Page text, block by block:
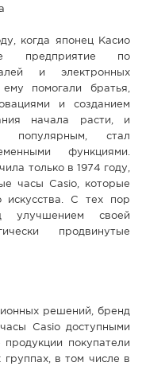
когда японец Касио
предприятие по
и электронных
помогали братья,
и созданием
начала расти, и
популярным, стал
функциями.
только в 1974 году,
часы Casio, которые
искусства. С тех пор
улучшением своей
продвинутые
решений, бренд
Casio доступными
покупатели
в том числе в